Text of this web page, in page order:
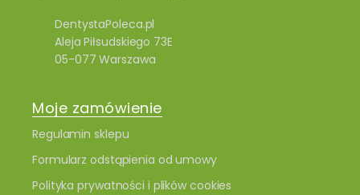
DentystaPoleca.pl
Aleja Piłsudskiego 73E
05-077 Warszawa
Moje zamówienie
Regulamin sklepu
Formularz odstąpienia od umowy
Polityka prywatności i plików cookies